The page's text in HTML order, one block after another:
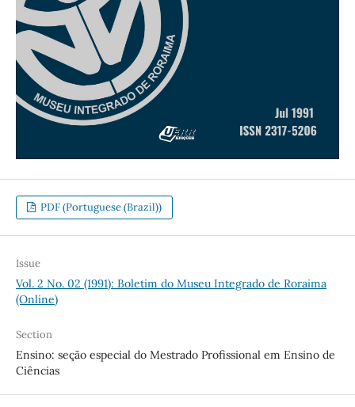
PDF (Portuguese (Brazil))
Issue
Vol. 2 No. 02 (1991): Boletim do Museu Integrado de Roraima
(Online)
Section
Ensino: seção especial do Mestrado Profissional em Ensino de
Ciências